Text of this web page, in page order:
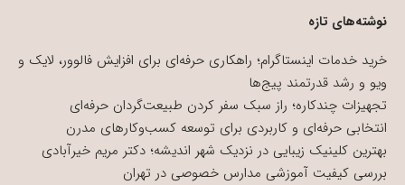
نوشته‌های تازه
خرید خدمات اینستاگرام؛ راهکاری حرفه‌ای برای افزایش فالوور، لایک و
ویو و رشد قدرتمند پیج‌ها
تجهیزات چندکاره؛ راز سبک سفر کردن طبیعت‌گردان حرفه‌ای
انتخابی حرفه‌ای و کاربردی برای توسعه کسب‌وکارهای مدرن
بهترین کلینیک زیبایی در نزدیک شهر اندیشه؛ دکتر مریم خیرآبادی
بررسی کیفیت آموزشی مدارس خصوصی در تهران